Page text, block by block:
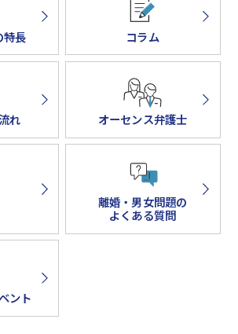
特長 コラム
れ オーセンス弁護士
離婚・男女問題の
よくある質問
ント